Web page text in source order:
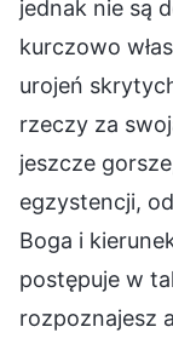
jednak nie są
kurczowo
urojeń
rzeczy za
jeszcze
egzystencji,
Boga i
postępuje w
rozpoznajesz